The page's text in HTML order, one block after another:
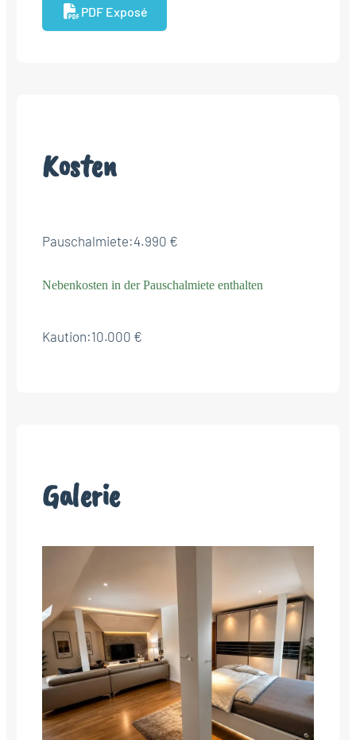
PDF Exposé
Kosten
Pauschalmiete:4.990 €
Nebenkosten in der Pauschalmiete enthalten
Kaution:10.000 €
Galerie